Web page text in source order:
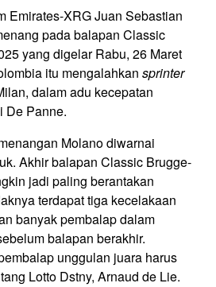
Emirates-XRG Juan Sebastian
pada balapan Classic
yang digelar Rabu, 26 Maret
itu mengalahkan sprinter
dalam adu kecepatan
De Panne.
Molano diwarnai
Akhir balapan Classic Brugge-
jadi paling berantakan
terdapat tiga kecelakaan
banyak pembalap dalam
balapan berakhir.
unggulan juara harus
Lotto Dstny, Arnaud de Lie.